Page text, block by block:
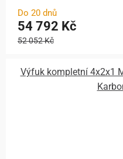
Do 20 dnů
54 792 Kč
52 052 Kč
Výfuk kompletní 4x2x1